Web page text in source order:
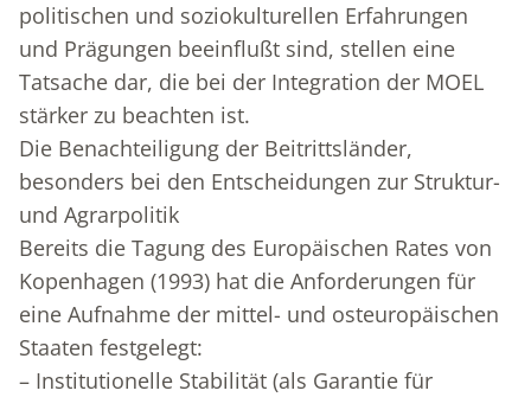
politischen und soziokulturellen Erfahrungen
und Prägungen beeinflußt sind, stellen eine
Tatsache dar, die bei der Integration der MOEL
stärker zu beachten ist.
Die Benachteiligung der Beitrittsländer,
besonders bei den Entscheidungen zur Struktur-
und Agrarpolitik
Bereits die Tagung des Europäischen Rates von
Kopenhagen (1993) hat die Anforderungen für
eine Aufnahme der mittel- und osteuropäischen
Staaten festgelegt:
– Institutionelle Stabilität (als Garantie für